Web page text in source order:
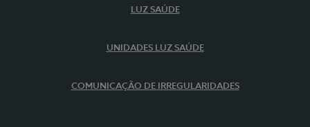
LUZ SAÚDE
UNIDADES LUZ SAÚDE
COMUNICAÇÃO DE IRREGULARIDADES